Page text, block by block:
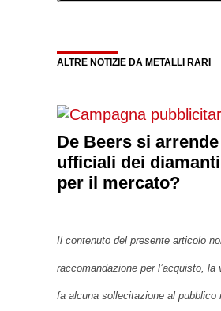
ALTRE NOTIZIE DA METALLI RARI
De Beers si
ufficiali dei
per il mercato?
Il contenuto del presente articolo
raccomandazione per l’acquisto,
fa alcuna sollecitazione al